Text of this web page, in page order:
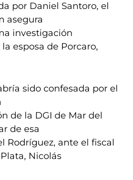
por Daniel Santoro, el
asegura
investigación
esposa de Porcaro,
sido confesada por el
de la DGI de Mar del
de esa
Rodríguez, ante el fiscal
Nicolás